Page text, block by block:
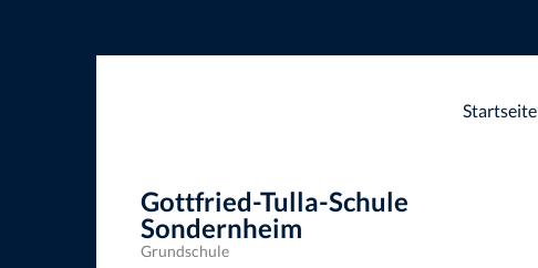
Startseite
Gottfried-Tulla-Schule
Sondernheim
Grundschule
Gottfried-Tulla-Schule Sondernheim